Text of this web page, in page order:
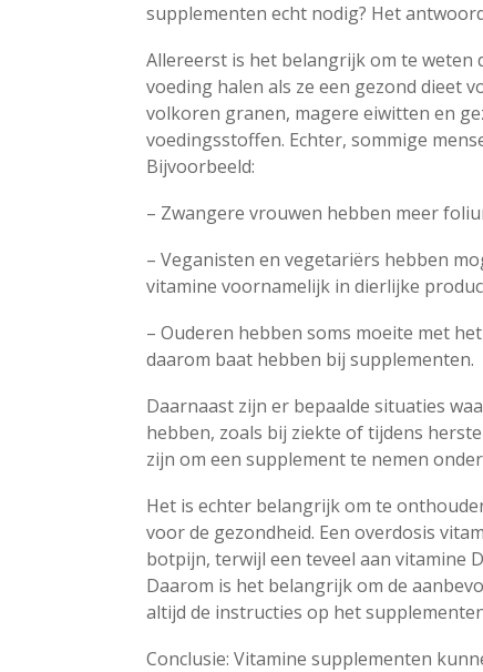
supplementen echt nodig? Het
Allereerst is het belangrijk om te weten
voeding halen als ze een gezond dieet
volkoren granen, magere eiwitten en
voedingsstoffen. Echter, sommige
Bijvoorbeeld:
– Zwangere vrouwen hebben meer
– Veganisten en vegetariërs hebben
vitamine voornamelijk in dierlijke
– Ouderen hebben soms moeite met
daarom baat hebben bij supplementen.
Daarnaast zijn er bepaalde situaties
hebben, zoals bij ziekte of tijdens
zijn om een supplement te nemen
Het is echter belangrijk om te
voor de gezondheid. Een overdosis
botpijn, terwijl een teveel aan vitamine
Daarom is het belangrijk om de
altijd de instructies op het
Conclusie: Vitamine supplementen